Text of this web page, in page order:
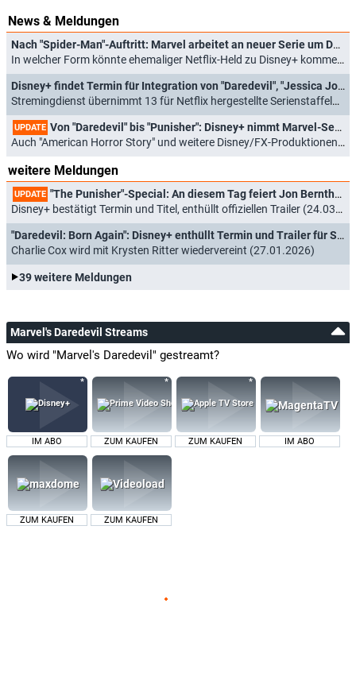
News & Meldungen
Nach "Spider-Man"-Auftritt: Marvel arbeitet an neuer Serie um Daredevil
In welcher Form könnte ehemaliger Netflix-Held zu Disney+ kommen? (20.05.2022)
Disney+ findet Termin für Integration von "Daredevil", "Jessica Jones" und Co. in Deutschland
Stremingdienst übernimmt 13 für Netflix hergestellte Serienstaffeln (10.05.2022)
UPDATE Von "Daredevil" bis "Punisher": Disney+ nimmt Marvel-Serien von Netflix
Auch "American Horror Story" und weitere Disney/FX-Produktionen betroffen (14.02.2022)
weitere Meldungen
UPDATE "The Punisher"-Special: An diesem Tag feiert Jon Bernthal sein Comeback
Disney+ bestätigt Termin und Titel, enthüllt offiziellen Trailer (24.03.2026)
"Daredevil: Born Again": Disney+ enthüllt Termin und Trailer für Staffel 2
Charlie Cox wird mit Krysten Ritter wiedervereint (27.01.2026)
39 weitere Meldungen
Marvel's Daredevil Streams
Wo wird "Marvel's Daredevil" gestreamt?
IM ABO ZUM KAUFEN ZUM KAUFEN IM ABO
ZUM KAUFEN ZUM KAUFEN